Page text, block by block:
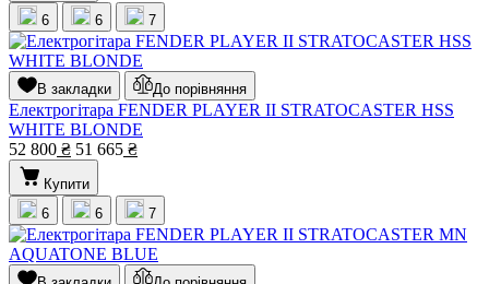
6
6 7
В закладки До порівняння
Електрогітара FENDER PLAYER II STRATOCASTER HSS
WHITE BLONDE
52 800 ₴ 51 665 ₴
Купити
6
6 7